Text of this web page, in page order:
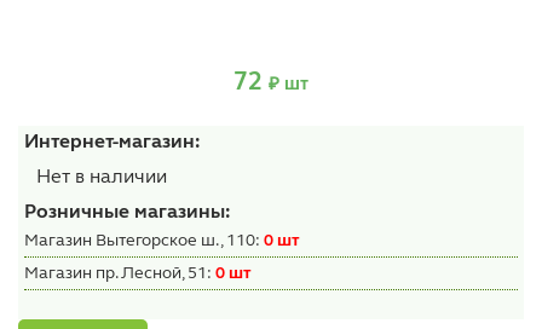
72 ₽ шт
Интернет-магазин:
Нет в наличии
Розничные магазины:
Магазин Вытегорское ш., 110: 0 шт
Магазин пр. Лесной, 51: 0 шт